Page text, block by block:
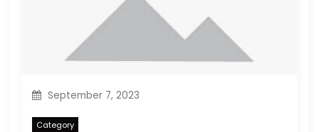
September 7, 2023
Category